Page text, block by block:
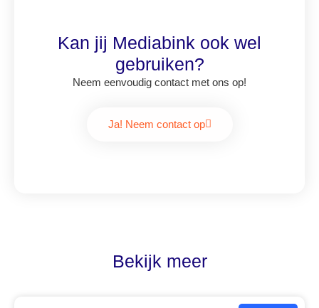
Kan jij Mediabink ook wel
gebruiken?
Neem eenvoudig contact met ons op!
Ja! Neem contact op
Bekijk meer